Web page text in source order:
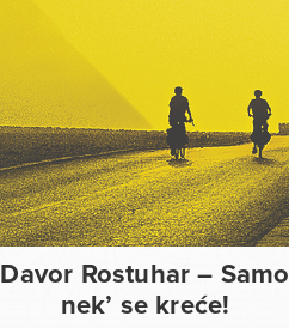
Davor Rostuhar – Samo
nek’ se kreće!